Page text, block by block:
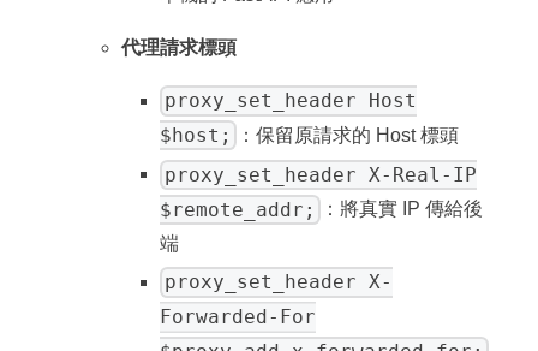
代理請求標頭
proxy_set_header Host
$host;
：保留原請求的 Host 標頭
proxy_set_header X-Real-IP
$remote_addr;
：將真實 IP 傳給後
端
proxy_set_header X-
Forwarded-For